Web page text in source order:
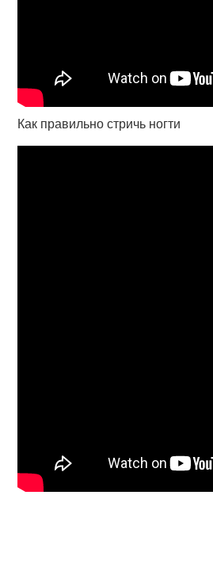
Как правильно стричь ногти